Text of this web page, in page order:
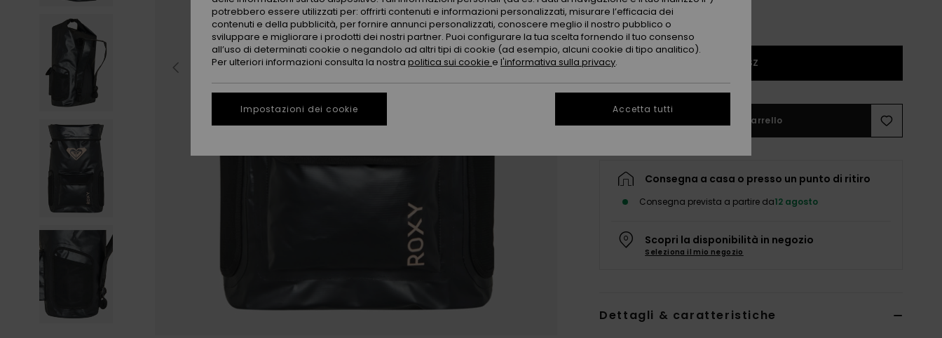
1SZ
Aggiungi al carrello
Consegna a casa o presso un punto di ritiro
Consegna prevista a partire da12 agosto
Scopri la disponibilità in negozio
Seleziona il mio negozio
Dettagli & caratteristiche
potrebbero essere utilizzati per: offrirti contenuti e informazioni personalizzati, misurare l’efficacia dei
contenuti e della pubblicità, per fornire annunci personalizzati, conoscere meglio il nostro pubblico o
sviluppare e migliorare i prodotti dei nostri partner. Puoi configurare la tua scelta fornendo il tuo consenso
all’uso di determinati cookie o negandolo ad altri tipi di cookie (ad esempio, alcuni cookie di tipo analitico).
Per ulteriori informazioni consulta la nostra politica sui cookie e l'informativa sulla privacy.
Impostazioni dei cookie Accetta tutti